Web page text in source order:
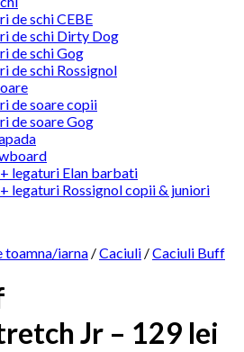
de schi CEBE
de schi Dirty Dog
de schi Gog
de schi Rossignol
de soare copii
de soare Gog
legaturi Elan barbati
legaturi Rossignol copii & juniori
toamna/iarna /Caciuli /Caciuli Buff
Jr – 129 lei